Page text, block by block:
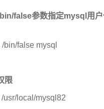
false参数指定mysql用
bin/false mysql
限
usr/local/mysql82